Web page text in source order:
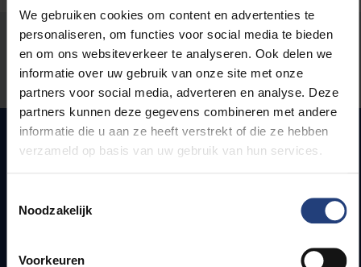
We gebruiken cookies om content en advertenties te
personaliseren, om functies voor social media te bieden
en om ons websiteverkeer te analyseren. Ook delen we
informatie over uw gebruik van onze site met onze
partners voor social media, adverteren en analyse. Deze
partners kunnen deze gegevens combineren met andere
informatie die u aan ze heeft verstrekt of die ze hebben
verzameld op basis van uw gebruik van hun services.
Noodzakelijk
Voorkeuren
Stond er een fout op deze pagina?
Laat het ons weten
Webmail